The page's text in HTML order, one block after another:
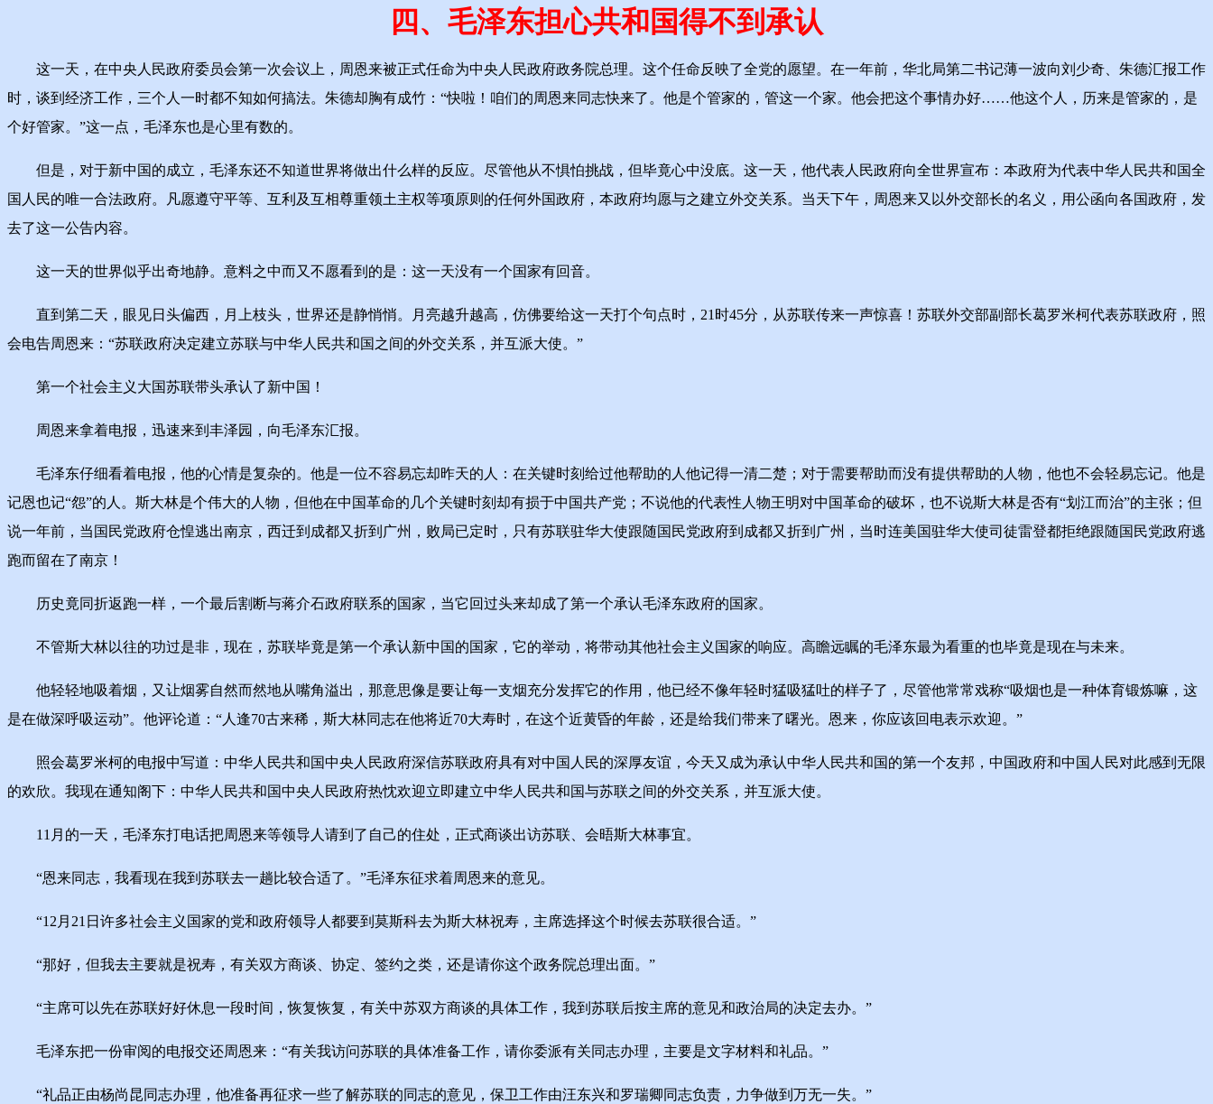
四、毛泽东担心共和国得不到承认
这一天，在中央人民政府委员会第一次会议上，周恩来被正式任命为中央人民政府政务院总理。这个任命反映了全党的愿望。在一年前，华北局第二书记薄一波向刘少奇、朱德汇报工作
时，谈到经济工作，三个人一时都不知如何搞法。朱德却胸有成竹：“快啦！咱们的周恩来同志快来了。他是个管家的，管这一个家。他会把这个事情办好……他这个人，历来是管家的，是
个好管家。”这一点，毛泽东也是心里有数的。
但是，对于新中国的成立，毛泽东还不知道世界将做出什么样的反应。尽管他从不惧怕挑战，但毕竟心中没底。这一天，他代表人民政府向全世界宣布：本政府为代表中华人民共和国全
国人民的唯一合法政府。凡愿遵守平等、互利及互相尊重领土主权等项原则的任何外国政府，本政府均愿与之建立外交关系。当天下午，周恩来又以外交部长的名义，用公函向各国政府，发
去了这一公告内容。
这一天的世界似乎出奇地静。意料之中而又不愿看到的是：这一天没有一个国家有回音。
直到第二天，眼见日头偏西，月上枝头，世界还是静悄悄。月亮越升越高，仿佛要给这一天打个句点时，21时45分，从苏联传来一声惊喜！苏联外交部副部长葛罗米柯代表苏联政府，照
会电告周恩来：“苏联政府决定建立苏联与中华人民共和国之间的外交关系，并互派大使。”
第一个社会主义大国苏联带头承认了新中国！
周恩来拿着电报，迅速来到丰泽园，向毛泽东汇报。
毛泽东仔细看着电报，他的心情是复杂的。他是一位不容易忘却昨天的人：在关键时刻给过他帮助的人他记得一清二楚；对于需要帮助而没有提供帮助的人物，他也不会轻易忘记。他是
记恩也记“怨”的人。斯大林是个伟大的人物，但他在中国革命的几个关键时刻却有损于中国共产党；不说他的代表性人物王明对中国革命的破坏，也不说斯大林是否有“划江而治”的主张；但
说一年前，当国民党政府仓惶逃出南京，西迁到成都又折到广州，败局已定时，只有苏联驻华大使跟随国民党政府到成都又折到广州，当时连美国驻华大使司徒雷登都拒绝跟随国民党政府逃
跑而留在了南京！
历史竟同折返跑一样，一个最后割断与蒋介石政府联系的国家，当它回过头来却成了第一个承认毛泽东政府的国家。
不管斯大林以往的功过是非，现在，苏联毕竟是第一个承认新中国的国家，它的举动，将带动其他社会主义国家的响应。高瞻远瞩的毛泽东最为看重的也毕竟是现在与未来。
他轻轻地吸着烟，又让烟雾自然而然地从嘴角溢出，那意思像是要让每一支烟充分发挥它的作用，他已经不像年轻时猛吸猛吐的样子了，尽管他常常戏称“吸烟也是一种体育锻炼嘛，这
是在做深呼吸运动”。他评论道：“人逢70古来稀，斯大林同志在他将近70大寿时，在这个近黄昏的年龄，还是给我们带来了曙光。恩来，你应该回电表示欢迎。”
照会葛罗米柯的电报中写道：中华人民共和国中央人民政府深信苏联政府具有对中国人民的深厚友谊，今天又成为承认中华人民共和国的第一个友邦，中国政府和中国人民对此感到无限
的欢欣。我现在通知阁下：中华人民共和国中央人民政府热忱欢迎立即建立中华人民共和国与苏联之间的外交关系，并互派大使。
11月的一天，毛泽东打电话把周恩来等领导人请到了自己的住处，正式商谈出访苏联、会晤斯大林事宜。
“恩来同志，我看现在我到苏联去一趟比较合适了。”毛泽东征求着周恩来的意见。
“12月21日许多社会主义国家的党和政府领导人都要到莫斯科去为斯大林祝寿，主席选择这个时候去苏联很合适。”
“那好，但我去主要就是祝寿，有关双方商谈、协定、签约之类，还是请你这个政务院总理出面。”
“主席可以先在苏联好好休息一段时间，恢复恢复，有关中苏双方商谈的具体工作，我到苏联后按主席的意见和政治局的决定去办。”
毛泽东把一份审阅的电报交还周恩来：“有关我访问苏联的具体准备工作，请你委派有关同志办理，主要是文字材料和礼品。”
“礼品正由杨尚昆同志办理，他准备再征求一些了解苏联的同志的意见，保卫工作由汪东兴和罗瑞卿同志负责，力争做到万无一失。”